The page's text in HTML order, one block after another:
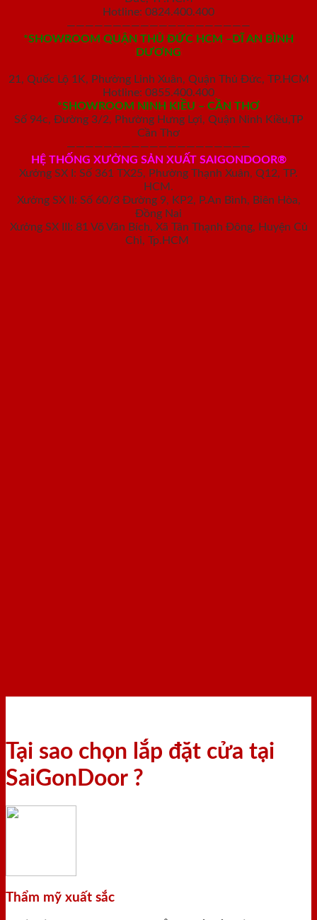
Hotline: 0824.400.400
————————————————————
*SHOWROOM QUẬN THỦ ĐỨC HCM –DĨ AN BÌNH
DƯƠNG
21, Quốc Lộ 1K, Phường Linh Xuân, Quận Thủ Đức, TP.HCM
Hotline: 0855.400.400
*SHOWROOM NINH KIỀU – CẦN THƠ
Số 94c, Đường 3/2, Phường Hưng Lợi, Quận Ninh Kiều,TP
Cần Thơ
————————————————————
HỆ THỐNG XƯỞNG SẢN XUẤT SAIGONDOOR®
Xưởng SX I: Số 361 TX25, Phường Thạnh Xuân, Q12, TP.
HCM.
Xưởng SX II: Số 60/3 Đường 9, KP2, P.An Bình, Biên Hòa,
Đồng Nai
Xưởng SX III: 81 Võ Văn Bích, Xã Tân Thạnh Đông, Huyện Củ
Chi, Tp.HCM
Tại sao chọn lắp đặt cửa tại
SaiGonDoor ?
Thẩm mỹ xuất sắc